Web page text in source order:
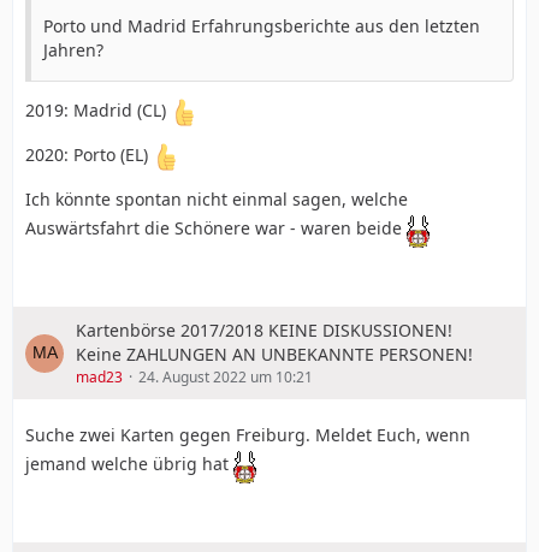
Porto und Madrid Erfahrungsberichte aus den letzten
Jahren?
2019: Madrid (CL)
2020: Porto (EL)
Ich könnte spontan nicht einmal sagen, welche
Auswärtsfahrt die Schönere war - waren beide
Kartenbörse 2017/2018 KEINE DISKUSSIONEN!
Keine ZAHLUNGEN AN UNBEKANNTE PERSONEN!
mad23 24. August 2022 um 10:21
Suche zwei Karten gegen Freiburg. Meldet Euch, wenn
jemand welche übrig hat